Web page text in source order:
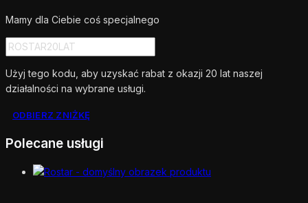
Mamy dla Ciebie coś specjalnego
Użyj tego kodu, aby uzyskać rabat z okazji 20 lat naszej
działalności na wybrane usługi.
ODBIERZ ZNIŻKĘ
Polecane usługi